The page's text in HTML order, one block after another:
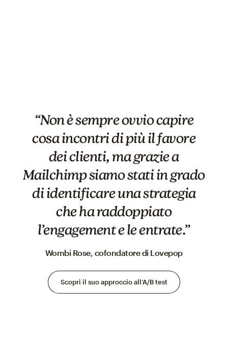
“Non è sempre ovvio capire
cosa incontri di più il favore
dei clienti, ma grazie a
Mailchimp siamo stati in grado
di identificare una strategia
che ha raddoppiato
l’engagement e le entrate.”
Wombi Rose, cofondatore di Lovepop
Scopri il suo approccio all’A/B test